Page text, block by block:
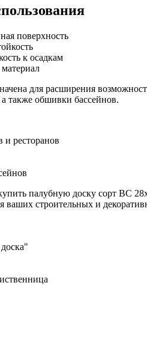
поверхность
к осадкам
для расширения
также обшивки бассейнов.
ресторанов
палубную доску сорт ВС
строительных и